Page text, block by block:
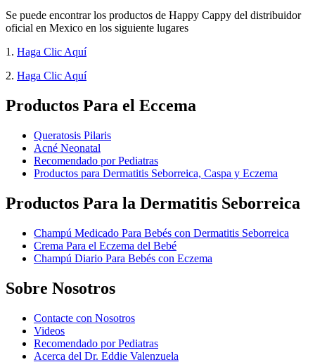
Se puede encontrar los productos de Happy Cappy del distribuidor
oficial en Mexico en los siguiente lugares
1. Haga Clic Aquí
2. Haga Clic Aquí
Productos Para el Eccema
Queratosis Pilaris
Acné Neonatal
Recomendado por Pediatras
Productos para Dermatitis Seborreica, Caspa y Eczema
Productos Para la Dermatitis Seborreica
Champú Medicado Para Bebés con Dermatitis Seborreica
Crema Para el Eczema del Bebé
Champú Diario Para Bebés con Eczema
Sobre Nosotros
Contacte con Nosotros
Videos
Recomendado por Pediatras
Acerca del Dr. Eddie Valenzuela